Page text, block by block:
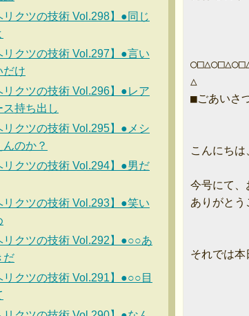
△
■ごあいさ
こんにちは
今号にて
ありがとう
それでは本
リクツの技術 Vol.298】●同じ
リクツの技術 Vol.297】●言い
だけ
リクツの技術 Vol.296】●レア
ス持ち出し
リクツの技術 Vol.295】●メシ
んのか？
リクツの技術 Vol.294】●男だ
リクツの技術 Vol.293】●笑い
リクツの技術 Vol.292】●○○あ
だ
リクツの技術 Vol.291】●○○目